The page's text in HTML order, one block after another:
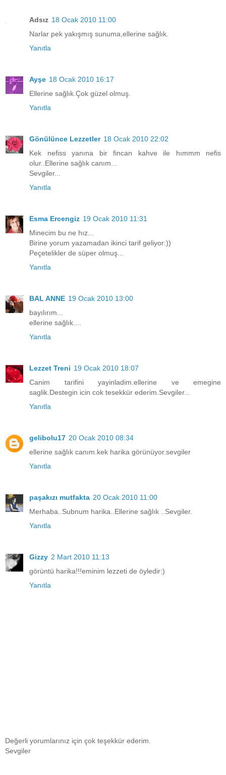
Adsız 18 Ocak 2010 11:00
Narlar pek yakışmış sunuma,ellerine sağlık.
Yanıtla
Ayşe 18 Ocak 2010 16:17
Ellerine sağlık.Çok güzel olmuş.
Yanıtla
Gönülünce Lezzetler 18 Ocak 2010 22:02
Kek nefiss yanına bir fincan kahve ile hımmm nefis
olur..Ellerine sağlık canım...
Sevgiler...
Yanıtla
Esma Ercengiz 19 Ocak 2010 11:31
Minecim bu ne hız...
Birine yorum yazamadan ikinci tarif geliyor:))
Peçetelikler de süper olmuş...
Yanıtla
BAL ANNE 19 Ocak 2010 13:00
bayılırım...
ellerine sağlık....
Yanıtla
Lezzet Treni 19 Ocak 2010 18:07
Canim tarifini yayinladim.ellerine ve emegine
saglik.Destegin icin cok tesekkür ederim.Sevgiler...
Yanıtla
gelibolu17 20 Ocak 2010 08:34
ellerine sağlık canım.kek harika görünüyor.sevgiler
Yanıtla
paşakızı mutfakta 20 Ocak 2010 11:00
Merhaba..Subnum harika..Ellerine sağlık ..Sevgiler.
Yanıtla
Gizzy 2 Mart 2010 11:13
görüntü harika!!!eminim lezzeti de öyledir:)
Yanıtla
Değerli yorumlarınız için çok teşekkür ederim.
Sevgiler